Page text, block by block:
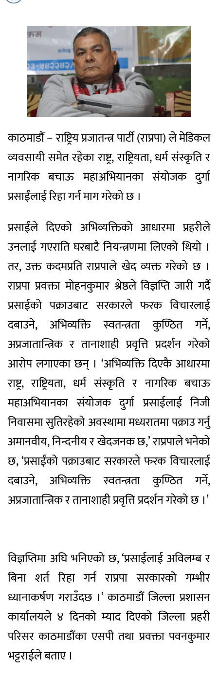
काठमाडौं – राष्ट्रिय प्रजातन्त्र पार्टी (राप्रपा) ले मेडिकल
व्यवसायी समेत रहेका राष्ट्र, राष्ट्रियता, धर्म संस्कृति र
नागरिक बचाऊ महाअभियानका संयोजक दुर्गा
प्रसाईंलाई रिहा गर्न माग गरेको छ ।
प्रसाईंले दिएको अभिव्यक्तिको आधारमा प्रहरीले
उनलाई गएराति घरबाटै नियन्त्रणमा लिएको थियो ।
तर, उक्त कदमप्रति राप्रपाले खेद व्यक्त गरेको छ ।
राप्रपा प्रवक्ता मोहनकुमार श्रेष्ठले विज्ञप्ति जारी गर्दै
प्रसाईको पक्राउबाट सरकारले फरक विचारलाई
दबाउने, अभिव्यक्ति स्वतन्त्रता कुण्ठित गर्ने,
अप्रजातान्त्रिक र तानाशाही प्रवृत्ति प्रदर्शन गरेको
आरोप लगाएका छन् । ‘अभिव्यक्ति दिएकै आधारमा
राष्ट्र, राष्ट्रियता, धर्म संस्कृति र नागरिक बचाऊ
महाअभियानका संयोजक दुर्गा प्रसाईलाई निजी
निवासमा सुतिरहेको अवस्थामा मध्यरातमा पक्राउ गर्नु
अमानवीय, निन्दनीय र खेदजनक छ,’ राप्रपाले भनेको
छ, ‘प्रसाईंको पक्राउबाट सरकारले फरक विचारलाई
दबाउने, अभिव्यक्ति स्वतन्त्रता कुण्ठित गर्ने,
अप्रजातान्त्रिक र तानाशाही प्रवृत्ति प्रदर्शन गरेको छ ।’
विज्ञप्तिमा अघि भनिएको छ, ‘प्रसाईलाई अविलम्ब र
बिना शर्त रिहा गर्न राप्रपा सरकारको गम्भीर
ध्यानाकर्षण गराउँदछ ।’ काठमाडौं जिल्ला प्रशासन
कार्यालयले ४ दिनको म्याद दिएको जिल्ला प्रहरी
परिसर काठमाडौंका एसपी तथा प्रवक्ता पवनकुमार
भट्टराईले बताए ।